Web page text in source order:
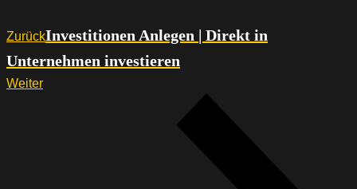
ZurückInvestitionen Anlegen | Direkt in
Unternehmen investieren
Weiter